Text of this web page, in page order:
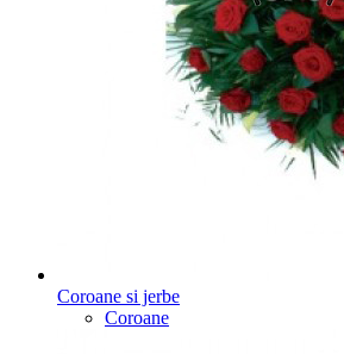
Coroane si jerbe
Coroane